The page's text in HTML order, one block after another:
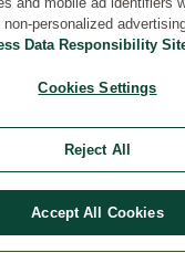
personalized
Data Responsibility
Cookies Settings
Reject All
Accept All Cookies